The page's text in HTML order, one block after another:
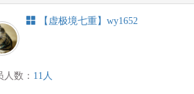
【虚极境七重】wy1652
人数： 11人